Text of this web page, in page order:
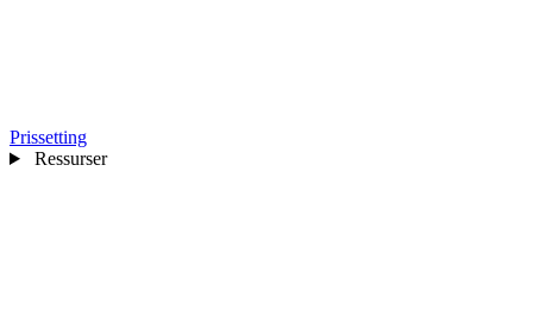
Prissetting
Ressurser